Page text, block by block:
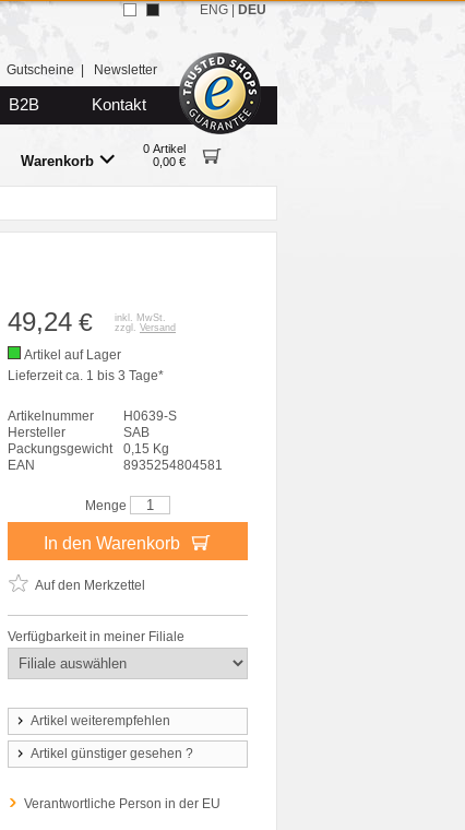
Gutscheine Newsletter
B2B Kontakt
Warenkorb
0 Artikel
0,00 €
ENG DEU
49,24 €
inkl. MwSt.
zzgl. Versand
Artikel auf Lager
Lieferzeit ca. 1 bis 3 Tage*
Artikelnummer
H0639-S
Hersteller
SAB
Packungsgewicht
0,15 Kg
EAN
8935254804581
Menge
In den Warenkorb
Auf den Merkzettel
Verfügbarkeit in meiner Filiale
Artikel weiterempfehlen
Artikel günstiger gesehen ?
Verantwortliche Person in der EU